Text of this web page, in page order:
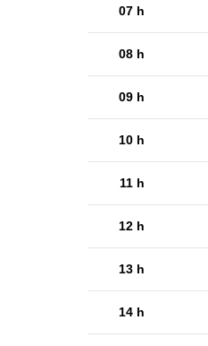
07 h
08 h
09 h
10 h
11 h
12 h
13 h
14 h